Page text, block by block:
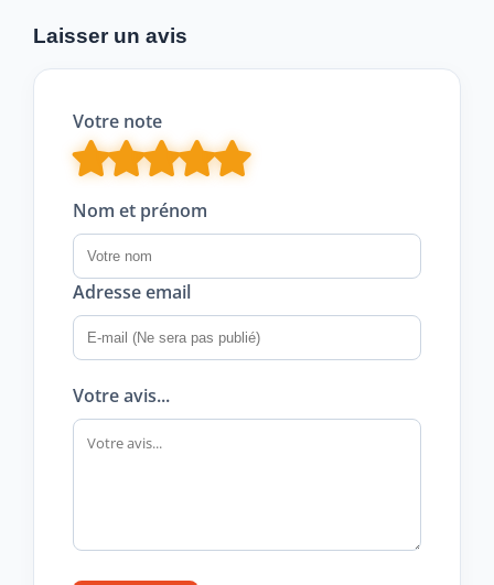
Laisser un avis
Votre note
Nom et prénom
Adresse email
Votre avis...